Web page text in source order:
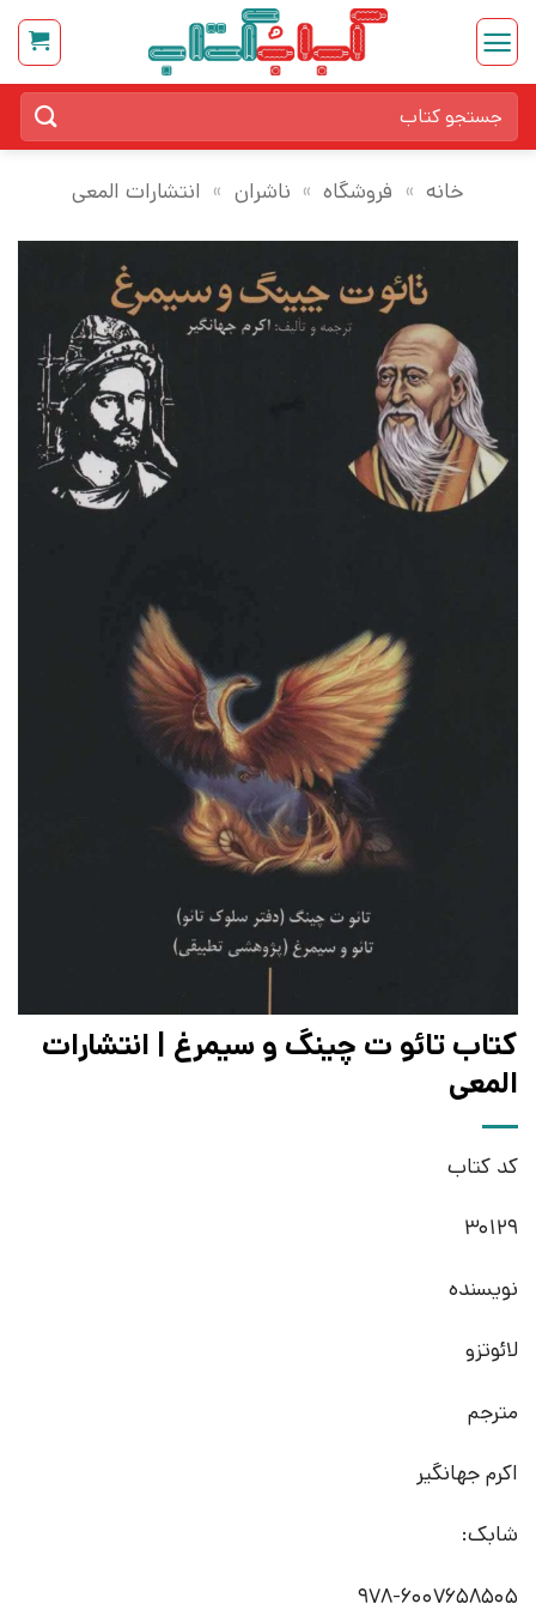
Skip
content
برای:
خانه » فروشگاه » ناشران » انتشارات المعی
کتاب تائو ت چینگ و سیمرغ | انتشارات
المعی
کد کتاب
30129
نویسنده
لائوتزو
مترجم
اکرم جهانگیر
شابک:
978-6007658505